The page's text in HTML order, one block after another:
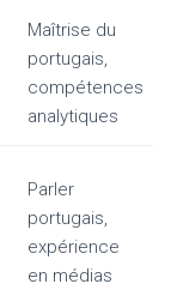
Maîtrise du
portugais,
compétences
analytiques
Parler
portugais,
expérience
en médias